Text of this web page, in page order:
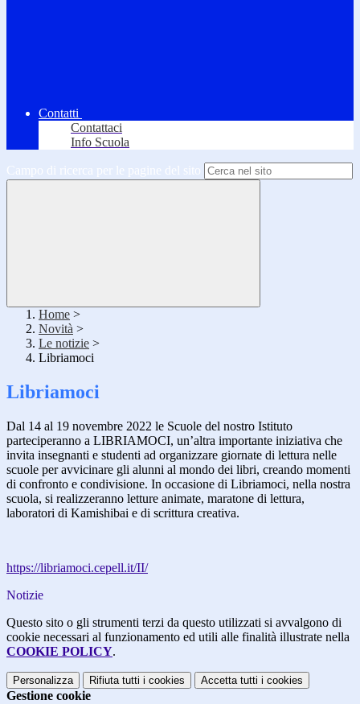
Contatti
Contattaci
Info Scuola
Campo di ricerca per le pagine del sito
Home >
Novità >
Le notizie >
Libriamoci
Libriamoci
Dal 14 al 19 novembre 2022 le Scuole del nostro Istituto
parteciperanno a LIBRIAMOCI, un’altra importante iniziativa che
invita insegnanti e studenti ad organizzare giornate di lettura nelle
scuole per avvicinare gli alunni al mondo dei libri, creando momenti
di confronto e condivisione. In occasione di Libriamoci, nella nostra
scuola, si realizzeranno letture animate, maratone di lettura,
laboratori di Kamishibai e di scrittura creativa.
https://libriamoci.cepell.it/II/
Notizie
Questo sito o gli strumenti terzi da questo utilizzati si avvalgono di
cookie necessari al funzionamento ed utili alle finalità illustrate nella
COOKIE POLICY.
Personalizza Rifiuta tutti i cookies Accetta tutti i cookies
Gestione cookie